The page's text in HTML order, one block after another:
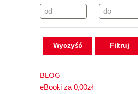
–
Wyczyść
BLOG
eBooki za 0,00zł